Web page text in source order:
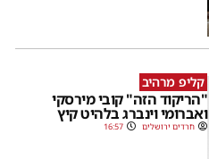
קליפ מרהיב
"הריקוד הזה" קובי מירסקי
ואברומי וינברג בלהיט קיץ
חרדים ירושלים 16:57